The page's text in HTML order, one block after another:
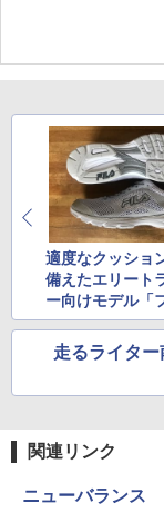
適度なクッショ
備えたエリート
ー向けモデル「
ケニアレーサー
走るライタ
関連リンク
ニューバランス